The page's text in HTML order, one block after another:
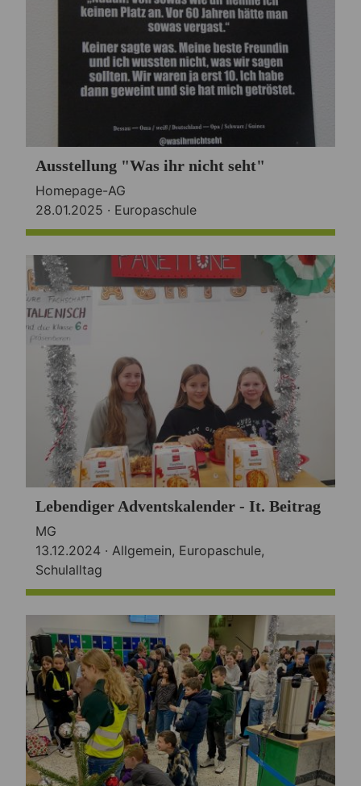
Ausstellung "Was ihr nicht seht"
Homepage-AG
28.01.2025 · Europaschule
Lebendiger Adventskalender - It. Beitrag
MG
13.12.2024 · Allgemein, Europaschule,
Schulalltag